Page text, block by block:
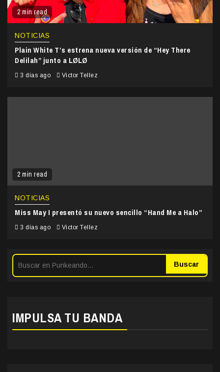
2 min read
NOTICIAS
Plain White T’s estrena nueva versión de “Hey There
Delilah” junto a LØLØ
3 días ago Victor Tellez
2 min read
NOTICIAS
Miss May I presentó su nuevo sencillo “Hand Me a Halo”
3 días ago Victor Tellez
Buscar
IMPULSA TU BANDA